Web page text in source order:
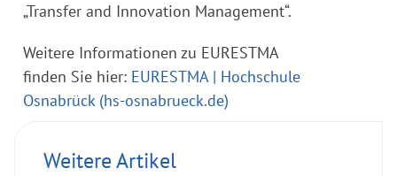
„Transfer and Innovation Management“.
Weitere Informationen zu EURESTMA
finden Sie hier: EURESTMA | Hochschule
Osnabrück (hs-osnabrueck.de)
Weitere Artikel